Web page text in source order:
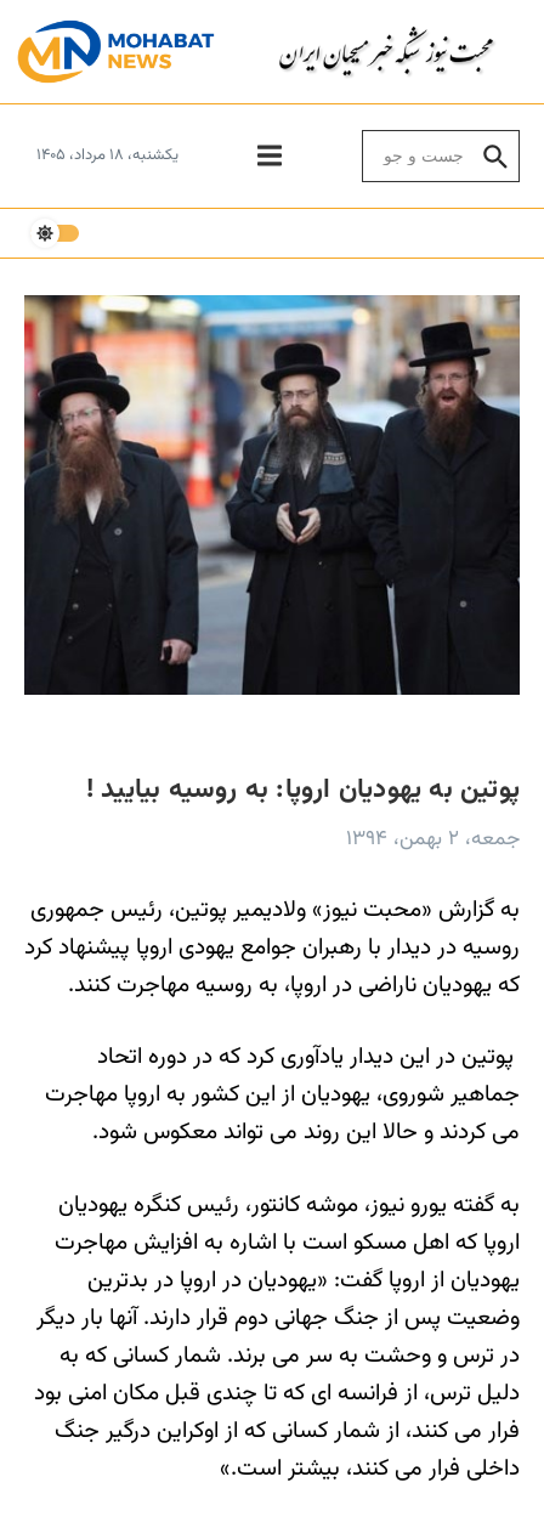
یکشنبه، ۱۸ مرداد، ۱۴۰۵
پوتین به یهودیان اروپا: به روسیه بیایید !
جمعه، ۲ بهمن، ۱۳۹۴
به گزارش «محبت نیوز» ولادیمیر پوتین، رئیس جمهوری
روسیه در دیدار با رهبران جوامع یهودی اروپا پیشنهاد کرد
که یهودیان ناراضی در اروپا، به روسیه مهاجرت کنند.
پوتین در این دیدار یادآوری کرد که در دوره اتحاد
جماهیر شوروی، یهودیان از این کشور به اروپا مهاجرت
می کردند و حالا این روند می تواند معکوس شود.
به گفته یورو نیوز، موشه کانتور، رئیس کنگره یهودیان
اروپا که اهل مسکو است با اشاره به افزایش مهاجرت
یهودیان از اروپا گفت: «یهودیان در اروپا در بدترین
وضعیت پس از جنگ جهانی دوم قرار دارند. آنها بار دیگر
در ترس و وحشت به سر می برند. شمار کسانی که به
دلیل ترس، از فرانسه ای که تا چندی قبل مکان امنی بود
فرار می کنند، از شمار کسانی که از اوکراین درگیر جنگ
داخلی فرار می کنند، بیشتر است.»